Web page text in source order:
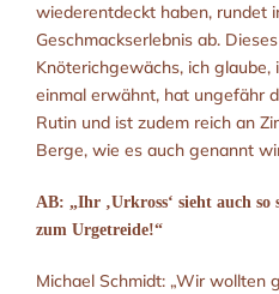
wiederentdeckt haben, rundet
Geschmackserlebnis ab.
Knöterichgewächs, ich
einmal erwähnt, hat ungefähr
Rutin und ist zudem reich an
Berge, wie es auch genannt
AB: „Ihr ‚Urkross‘ sieht auch
zum Urgetreide!“
Michael Schmidt: „Wir wollten